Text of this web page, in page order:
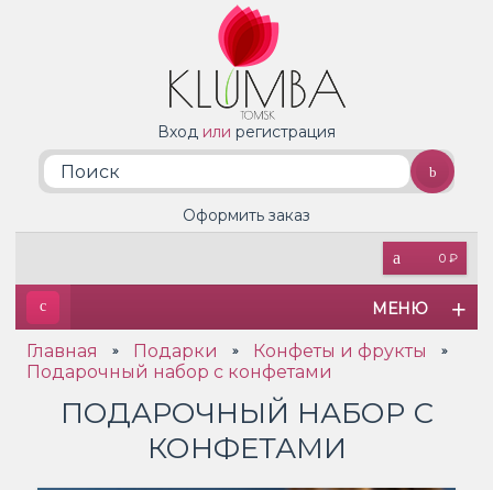
Вход или регистрация
0 ₽
Оформить заказ
МЕНЮ
Главная » Подарки » Конфеты и фрукты »
Подарочный набор с конфетами
ПОДАРОЧНЫЙ НАБОР С
КОНФЕТАМИ